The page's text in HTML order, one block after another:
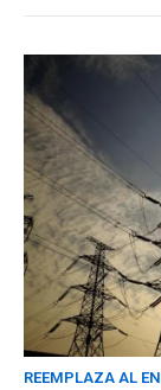
REEMPLAZA AL